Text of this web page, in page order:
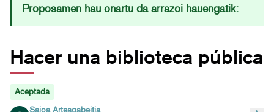
Proposamen hau onartu da arrazoi hauengatik:
Hacer una biblioteca pública
Aceptada
Saioa Arteagabeitia